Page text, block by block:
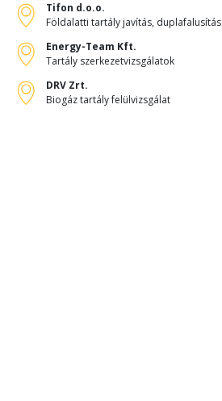
Tifon d.o.o.
Földalatti tartály javítás, duplafalusítás
Energy-Team Kft.
Tartály szerkezetvizsgálatok
DRV Zrt.
Biogáz tartály felülvizsgálat